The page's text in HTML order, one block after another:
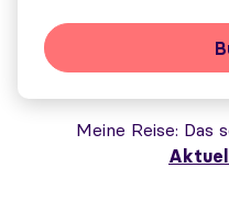
Meine Reise Das